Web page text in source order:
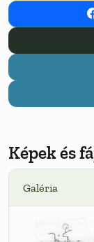
Képek és
Galéria